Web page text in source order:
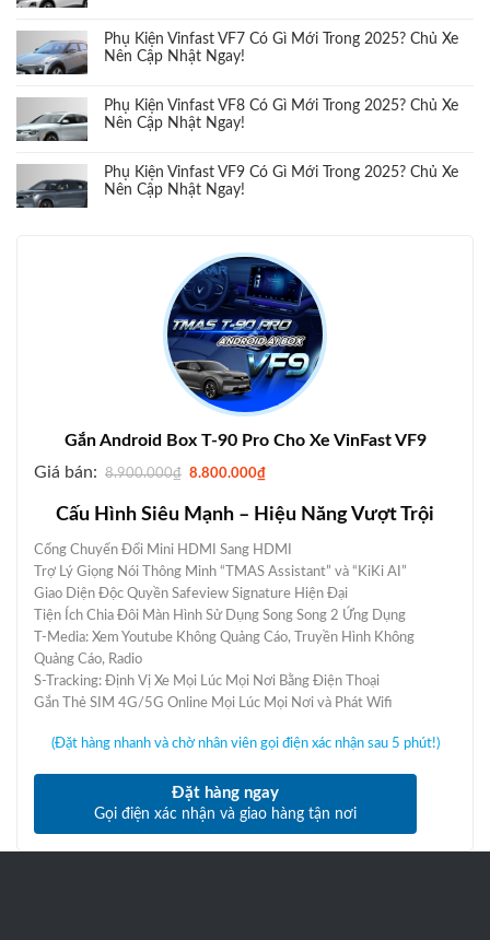
Phụ Kiện Vinfast VF7 Có Gì Mới Trong 2025? Chủ Xe
Nên Cập Nhật Ngay!
Phụ Kiện Vinfast VF8 Có Gì Mới Trong 2025? Chủ Xe
Nên Cập Nhật Ngay!
Phụ Kiện Vinfast VF9 Có Gì Mới Trong 2025? Chủ Xe
Nên Cập Nhật Ngay!
Gắn Android Box T-90 Pro Cho Xe VinFast VF9
Giá bán:
8.900.000₫ G
g
c
l
à
8
.
0
0
0
0
.
8.800.000₫G
i
h
ệ
n
t
i
l
:
8
0
0
0
0
.
Cấu Hình Siêu Mạnh – Hiệu Năng Vượt Trội
Cổng Chuyển Đổi Mini HDMI Sang HDMI
Trợ Lý Giọng Nói Thông Minh “TMAS Assistant” và “KiKi AI”
Giao Diện Độc Quyền Safeview Signature Hiện Đại
Tiện Ích Chia Đôi Màn Hình Sử Dụng Song Song 2 Ứng Dụng
T-Media: Xem Youtube Không Quảng Cáo, Truyền Hình Không
Quảng Cáo, Radio
S-Tracking: Định Vị Xe Mọi Lúc Mọi Nơi Bằng Điện Thoại
Gắn Thẻ SIM 4G/5G Online Mọi Lúc Mọi Nơi và Phát Wifi
(Đặt hàng nhanh và chờ nhân viên gọi điện xác nhận sau 5 phút!)
Đặt hàng ngay
Gọi điện xác nhận và giao hàng tận nơi